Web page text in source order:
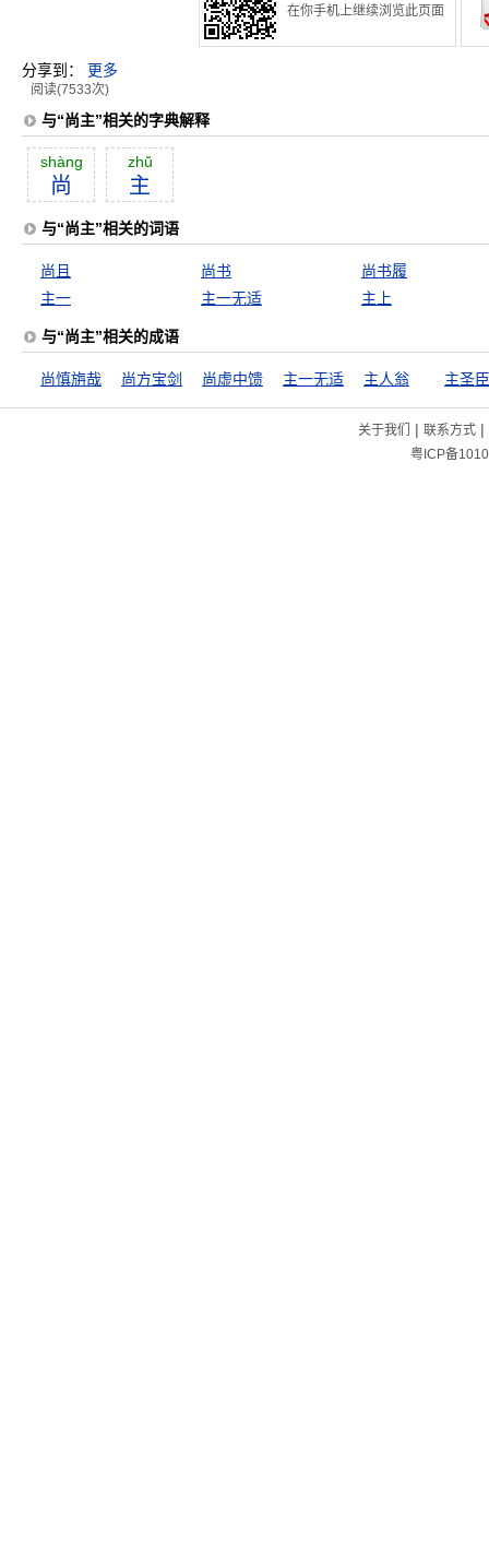
在你手机上继续浏览此页面
分享到： 更多
阅读(7533次)
与“尚主”相关的字典解释
shàng
尚
zhŭ
主
与“尚主”相关的词语
尚且 尚书
尚书履
主一
主一无适 主上
与“尚主”相关的成语
尚慎旃哉 尚方宝剑 尚虚中馈 主一无适 主人翁 主圣
关于我们 | 联系方式|
粤ICP备